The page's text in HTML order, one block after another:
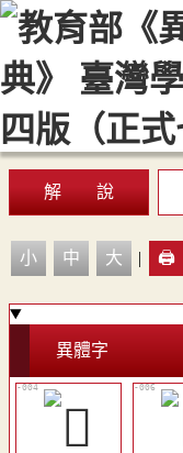
::: 最新消息 常見
顯示模式
解 說
小 中 大 | 🖨️
異體字